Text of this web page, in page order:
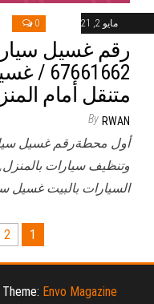
مايو 2, 2021 0
رقم غسيل
متنقل أمام
By RWAN
أول محطةرقم غسيل
وتنظيف سيارات
السيارات بالبيت غسيل
صفحات
المقالات
1
2
Theme: Envo Magazine